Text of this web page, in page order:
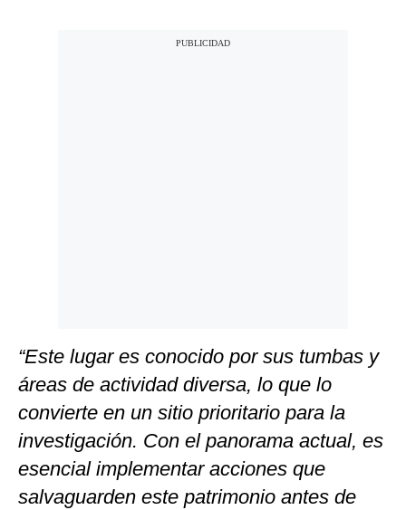
“Este lugar es conocido por sus tumbas y
áreas de actividad diversa, lo que lo
convierte en un sitio prioritario para la
investigación. Con el panorama actual, es
esencial implementar acciones que
salvaguarden este patrimonio antes de